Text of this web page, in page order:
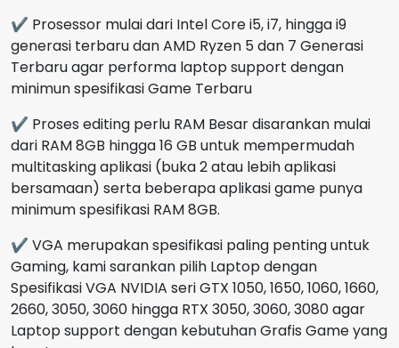
✔ Prosessor mulai dari Intel Core i5, i7, hingga i9
generasi terbaru dan AMD Ryzen 5 dan 7 Generasi
Terbaru agar performa laptop support dengan
minimun spesifikasi Game Terbaru
✔ Proses editing perlu RAM Besar disarankan mulai
dari RAM 8GB hingga 16 GB untuk mempermudah
multitasking aplikasi (buka 2 atau lebih aplikasi
bersamaan) serta beberapa aplikasi game punya
minimum spesifikasi RAM 8GB.
✔ VGA merupakan spesifikasi paling penting untuk
Gaming, kami sarankan pilih Laptop dengan
Spesifikasi VGA NVIDIA seri GTX 1050, 1650, 1060, 1660,
2660, 3050, 3060 hingga RTX 3050, 3060, 3080 agar
Laptop support dengan kebutuhan Grafis Game yang